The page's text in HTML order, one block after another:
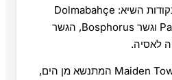
ביותר של איסטנבול. בין נקודות השיא: Dolmabahçe
Palace, Ortaköy Mosque וגשר Bosphorus, הגשר
לאסיה.
תוכלו גם ליהנות מנוף Maiden Tower המתנשא מן הים,